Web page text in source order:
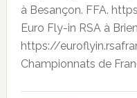
à Besançon. FFA.
Euro Fly-in RSA à
https://
Championnats de